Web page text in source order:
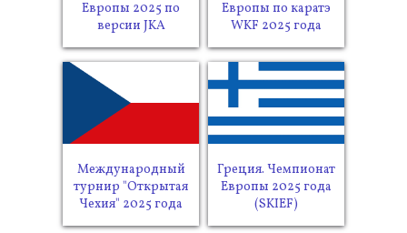
Европы 2025 по
версии JKA
Европы по каратэ
WKF 2025 года
Международный
турнир "Открытая
Чехия" 2025 года
Греция. Чемпионат
Европы 2025 года
(SKIEF)